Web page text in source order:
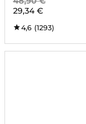
29,34 €
4,6 (1293)